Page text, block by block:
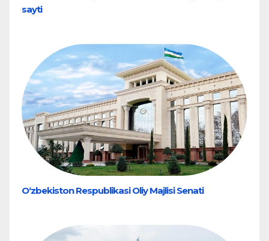
sayti
O‘zbekiston Respublikasi Oliy Majlisi Senati